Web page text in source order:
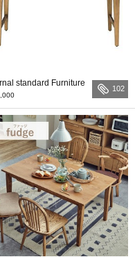
standard Furniture
102